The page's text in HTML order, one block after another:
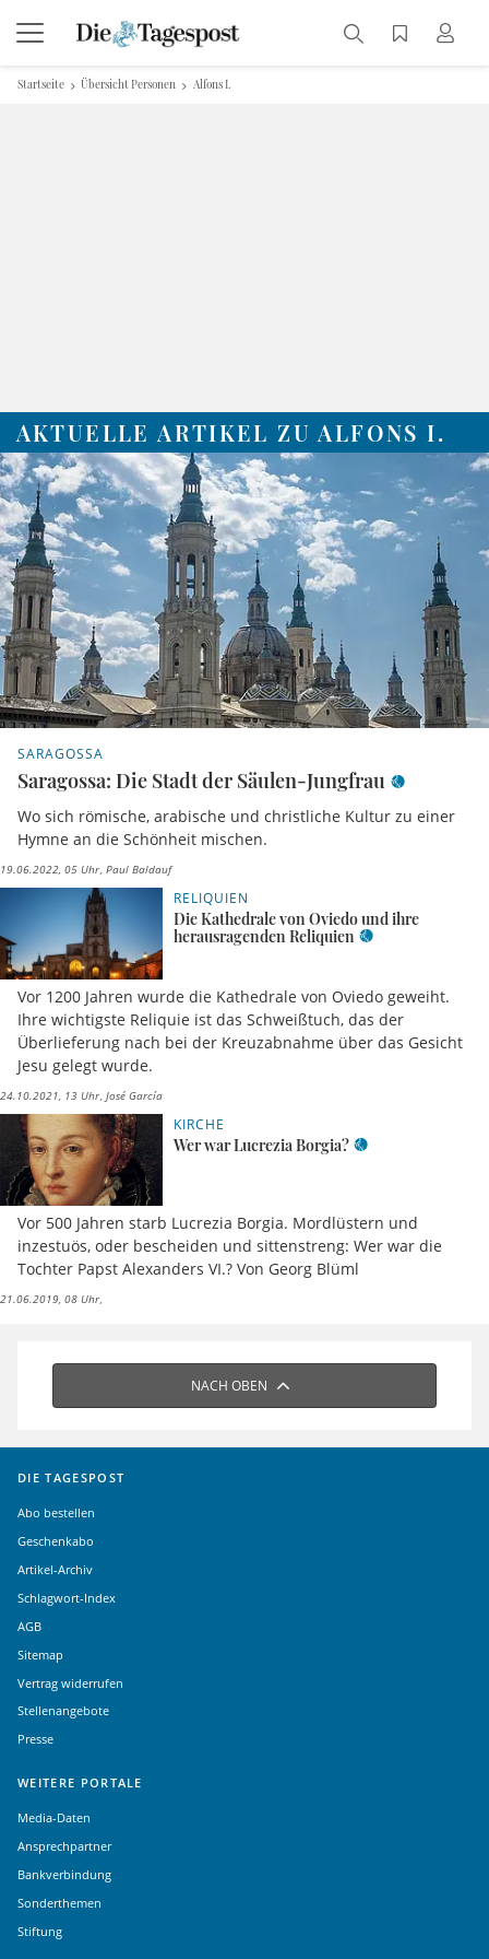
Startseite Übersicht Personen Alfons I.
AKTUELLE ARTIKEL ZU ALFONS I.
SARAGOSSA
Saragossa: Die Stadt der Säulen-Jungfrau
Wo sich römische, arabische und christliche Kultur zu einer
Hymne an die Schönheit mischen.
19.06.2022, 05 Uhr Paul Baldauf
RELIQUIEN
Die Kathedrale von Oviedo und ihre
herausragenden Reliquien
Vor 1200 Jahren wurde die Kathedrale von Oviedo geweiht.
Ihre wichtigste Reliquie ist das Schweißtuch, das der
Überlieferung nach bei der Kreuzabnahme über das Gesicht
Jesu gelegt wurde.
24.10.2021, 13 Uhr José García
KIRCHE
Wer war Lucrezia Borgia?
Vor 500 Jahren starb Lucrezia Borgia. Mordlüstern und
inzestuös, oder bescheiden und sittenstreng: Wer war die
Tochter Papst Alexanders VI.? Von Georg Blüml
21.06.2019, 08 Uhr
NACH OBEN
DIE TAGESPOST
Abo bestellen
Geschenkabo
Artikel-Archiv
Schlagwort-Index
AGB
Sitemap
Vertrag widerrufen
Stellenangebote
Presse
WEITERE PORTALE
Media-Daten
Ansprechpartner
Bankverbindung
Sonderthemen
Stiftung